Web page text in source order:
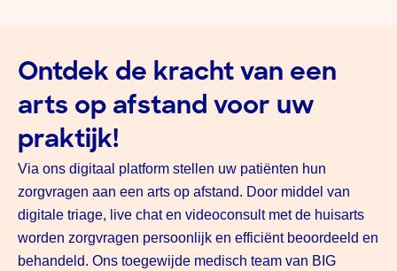
Ontdek de kracht van een
arts op afstand voor uw
praktijk!
Via ons digitaal platform stellen uw patiënten hun
zorgvragen aan een arts op afstand. Door middel van
digitale triage, live chat en videoconsult met de huisarts
worden zorgvragen persoonlijk en efficiënt beoordeeld en
behandeld. Ons toegewijde medisch team van BIG